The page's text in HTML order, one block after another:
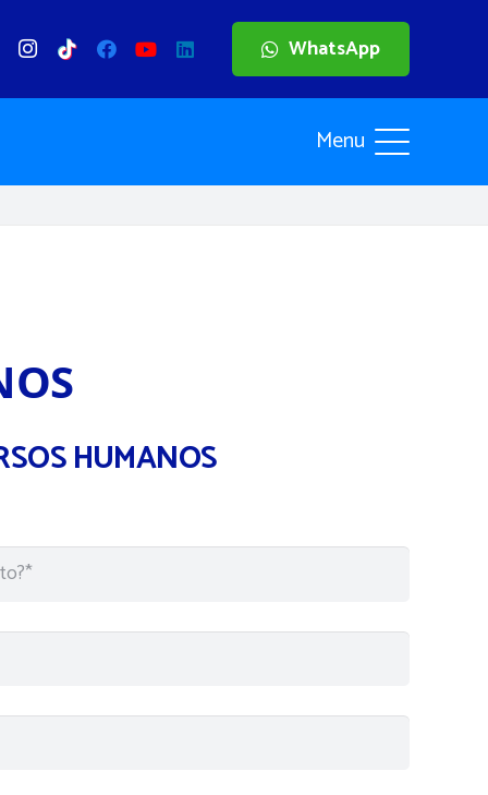
WhatsApp
Menu
HUMANOS